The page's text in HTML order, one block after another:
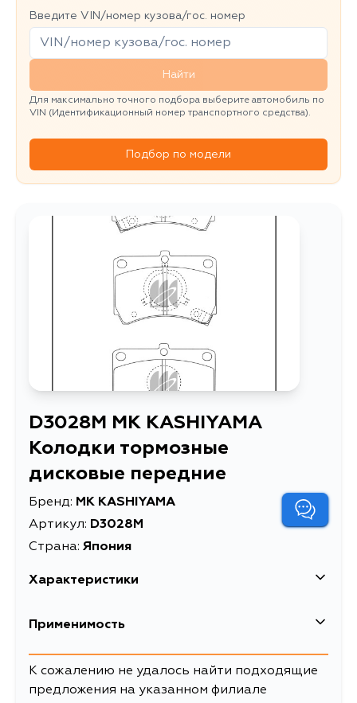
Введите VIN/номер кузова/гос. номер
Найти
Для максимально точного подбора выберите автомобиль по
VIN (Идентификационный номер транспортного средства).
Подбор по модели
D3028M MK KASHIYAMA
Колодки тормозные
дисковые передние
Бренд: MK KASHIYAMA
Артикул: D3028M
Страна: Япония
Характеристики
EAN-13
Длина упаковки, мм 88
Применимость
Mazda
Кузов Двигатель
К сожалению не удалось найти подходящие
предложения на указанном филиале